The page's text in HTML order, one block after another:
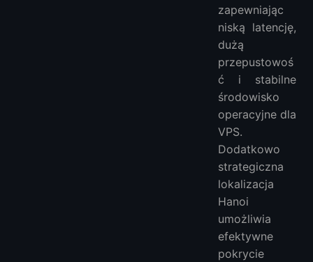
zapewniając
niską latencję,
dużą
przepustowoś
ć i stabilne
środowisko
operacyjne dla
VPS.
Dodatkowo
strategiczna
lokalizacja
Hanoi
umożliwia
efektywne
pokrycie